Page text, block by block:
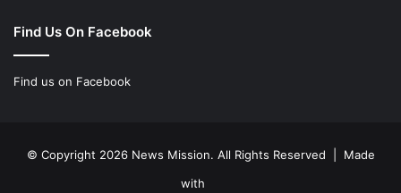
Find Us On Facebook
Find us on Facebook
© Copyright 2026 News Mission. All Rights Reserved | Made
with